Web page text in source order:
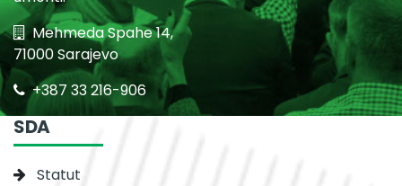
Mehmeda Spahe 14,
71000 Sarajevo
+387 33 216-906
SDA
Statut